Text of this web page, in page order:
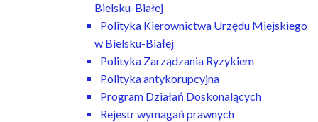
Bielsku-Białej
Polityka Kierownictwa Urzędu Miejskiego
w Bielsku-Białej
Polityka Zarządzania Ryzykiem
Polityka antykorupcyjna
Program Działań Doskonalących
Rejestr wymagań prawnych